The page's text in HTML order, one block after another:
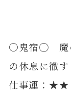
〇鬼宿◯ 魔
の休息に徹
仕事運：★★